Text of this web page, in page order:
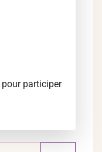
pour participer